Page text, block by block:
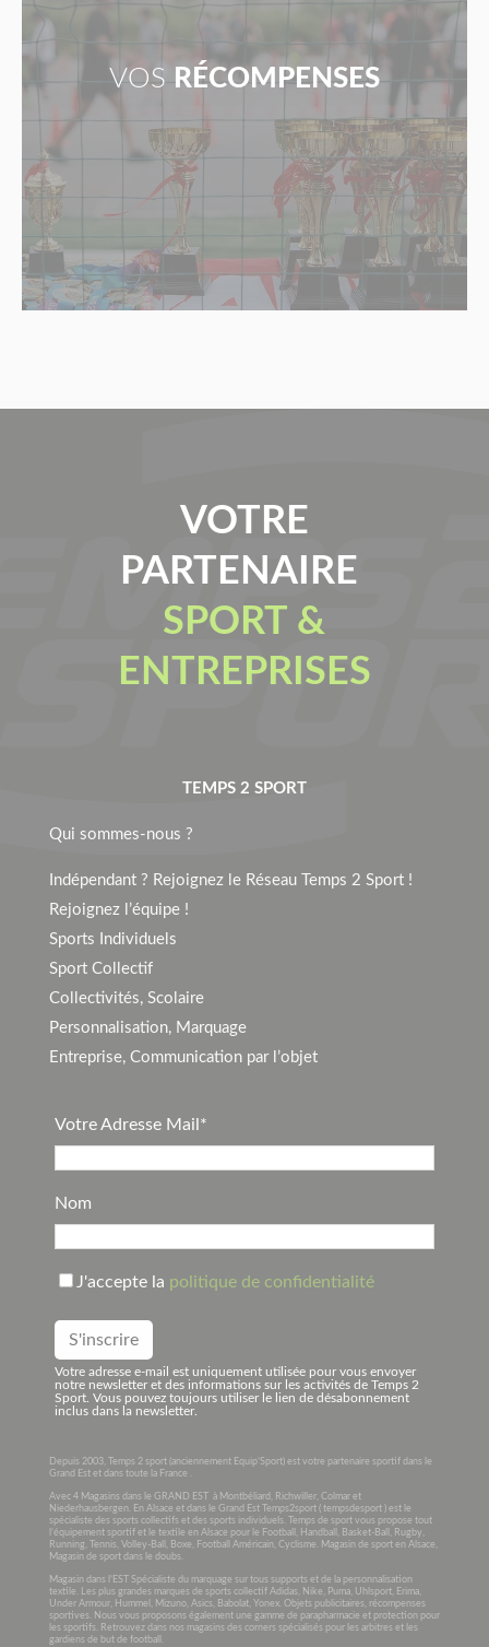
VOS RÉCOMPENSES
VOTRE
PARTENAIRE
SPORT &
ENTREPRISES
TEMPS 2 SPORT
Qui sommes-nous ?
Indépendant ? Rejoignez le Réseau Temps 2 Sport !
Rejoignez l’équipe !
Sports Individuels
Sport Collectif
Collectivités, Scolaire
Personnalisation, Marquage
Entreprise, Communication par l’objet
Votre Adresse Mail*
Nom
J'accepte la politique de confidentialité
Votre adresse e-mail est uniquement utilisée pour vous envoyer
notre newsletter et des informations sur les activités de Temps 2
Sport. Vous pouvez toujours utiliser le lien de désabonnement
inclus dans la newsletter.
Depuis 2003, Temps 2 sport (anciennement Equip’Sport) est votre partenaire sportif dans le
Grand Est et dans toute la France .
Avec 4 Magasins dans le GRAND EST à Montbéliard, Richwiller, Colmar et
Niederhausbergen. En Alsace et dans le Grand Est Temps2sport ( tempsdesport ) est le
spécialiste des sports collectifs et des sports individuels. Temps de sport vous propose tout
l’équipement sportif et le textile en Alsace pour le Football, Handball, Basket-Ball, Rugby,
Running, Tennis, Volley-Ball, Boxe, Football Américain, Cyclisme. Magasin de sport en Alsace,
Magasin de sport dans le doubs.
Magasin dans l’EST Spécialiste du marquage sur tous supports et de la personnalisation
textile. Les plus grandes marques de sports collectif Adidas, Nike, Puma, Uhlsport, Erima,
Under Armour, Hummel, Mizuno, Asics, Babolat, Yonex. Objets publicitaires, récompenses
sportives. Nous vous proposons également une gamme de parapharmacie et protection pour
les sportifs. Retrouvez dans nos magasins des corners spécialisés pour les arbitres et les
gardiens de but de football.